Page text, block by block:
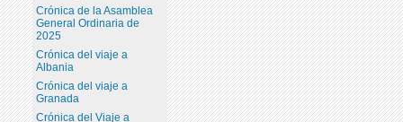
Crónica de la Asamblea
General Ordinaria de
2025
Crónica del viaje a
Albania
Crónica del viaje a
Granada
Crónica del Viaje a